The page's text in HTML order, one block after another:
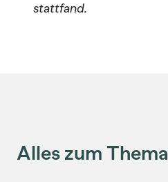
stattfand.
Alles zum Thema